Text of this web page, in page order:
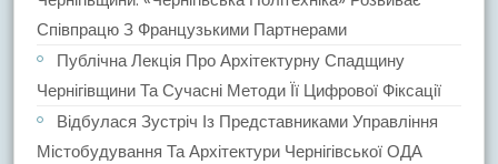
Співпрацю З Французькими Партнерами
Публічна Лекція Про Архітектурну Спадщину
Чернігівщини Та Сучасні Методи Її Цифрової Фіксації
Відбулася Зустріч Із Представниками Управління
Містобудування Та Архітектури Чернігівської ОДА